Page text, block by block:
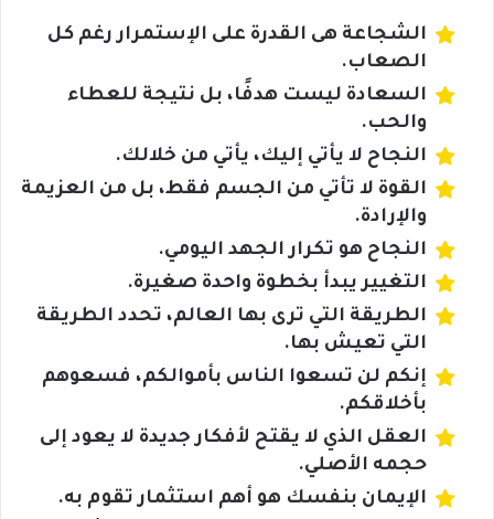
الشجاعة هى القدرة على الإستمرار رغم كل
الصعاب.
السعادة ليست هدفًا، بل نتيجة للعطاء
والحب.
النجاح لا يأتي إليك، يأتي من خلالك.
القوة لا تأتي من الجسم فقط، بل من العزيمة
والإرادة.
النجاح هو تكرار الجهد اليومي.
التغيير يبدأ بخطوة واحدة صغيرة.
الطريقة التي ترى بها العالم، تحدد الطريقة
التي تعيش بها.
إنكم لن تسعوا الناس بأموالكم، فسعوهم
بأخلاقكم.
العقل الذي لا يقتح لأفكار جديدة لا يعود إلى
حجمه الأصلي.
الإيمان بنفسك هو أهم استثمار تقوم به.